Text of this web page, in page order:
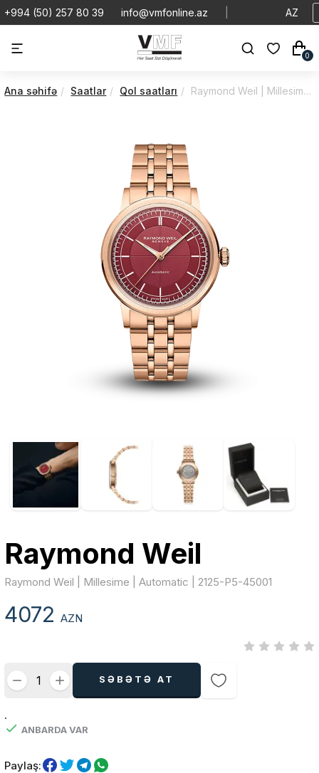
+994 (50) 257 80 39 info@vmfonline.az AZ
0
Ana səhifə Saatlar Qol saatları Raymond Weil | Millesime | Automatic | 2125-P5-45001
Raymond Weil
Raymond Weil | Millesime | Automatic | 2125-P5-45001
4072AZN
SƏBƏTƏ AT
.
ANBARDA VAR
Paylaş: